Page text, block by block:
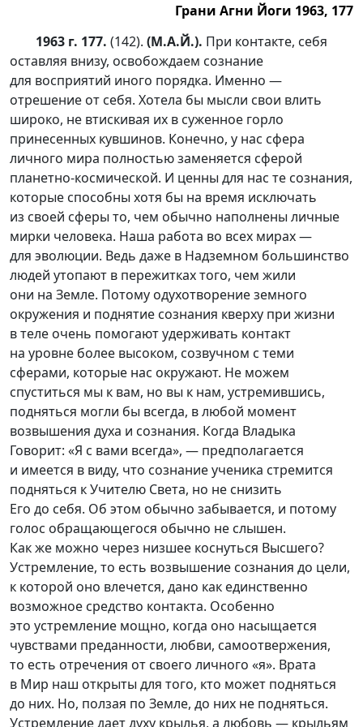
Грани Агни Йоги 1963, 177
1963 г. 177. (142). (М.А.Й.). При контакте, себя
оставляя внизу, освобождаем сознание
для восприятий иного порядка. Именно —
отрешение от себя. Хотела бы мысли свои влить
широко, не втискивая их в суженное горло
принесенных кувшинов. Конечно, у нас сфера
личного мира полностью заменяется сферой
планетно-космической. И ценны для нас те сознания,
которые способны хотя бы на время исключать
из своей сферы то, чем обычно наполнены личные
мирки человека. Наша работа во всех мирах —
для эволюции. Ведь даже в Надземном большинство
людей утопают в пережитках того, чем жили
они на Земле. Потому одухотворение земного
окружения и поднятие сознания кверху при жизни
в теле очень помогают удерживать контакт
на уровне более высоком, созвучном с теми
сферами, которые нас окружают. Не можем
спуститься мы к вам, но вы к нам, устремившись,
подняться могли бы всегда, в любой момент
возвышения духа и сознания. Когда Владыка
Говорит: «Я с вами всегда», — предполагается
и имеется в виду, что сознание ученика стремится
подняться к Учителю Света, но не снизить
Его до себя. Об этом обычно забывается, и потому
голос обращающегося обычно не слышен.
Как же можно через низшее коснуться Высшего?
Устремление, то есть возвышение сознания до цели,
к которой оно влечется, дано как единственно
возможное средство контакта. Особенно
это устремление мощно, когда оно насыщается
чувствами преданности, любви, самоотвержения,
то есть отречения от своего личного «я». Врата
в Мир наш открыты для того, кто может подняться
до них. Но, ползая по Земле, до них не подняться.
Устремление дает духу крылья, а любовь — крыльям